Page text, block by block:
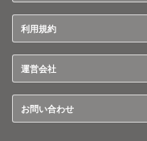
利用規約
運営会社
お問い合わせ